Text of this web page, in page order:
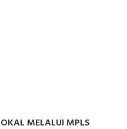
MELALUI MPLS